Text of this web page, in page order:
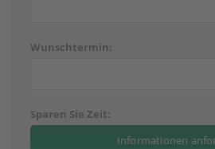
Wunschtermin:
Sparen Sie Zeit: